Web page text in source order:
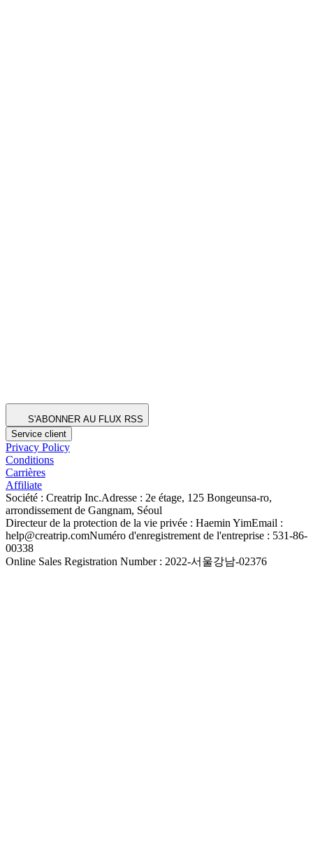
S'ABONNER AU FLUX RSS
Service client
Privacy Policy
Conditions
Carrières
Affiliate
Société : Creatrip Inc.Adresse : 2e étage, 125 Bongeunsa-ro,
arrondissement de Gangnam, Séoul
Directeur de la protection de la vie privée : Haemin YimEmail :
help@creatrip.comNuméro d'enregistrement de l'entreprise : 531-86-
00338
Online Sales Registration Number : 2022-서울강남-02376